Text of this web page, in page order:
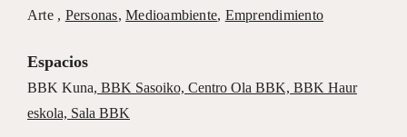
Arte , Personas,Medioambiente, Emprendimiento
Espacios
BBK Kuna, BBK Sasoiko, Centro Ola BBK, BBK Haur
eskola, Sala BBK